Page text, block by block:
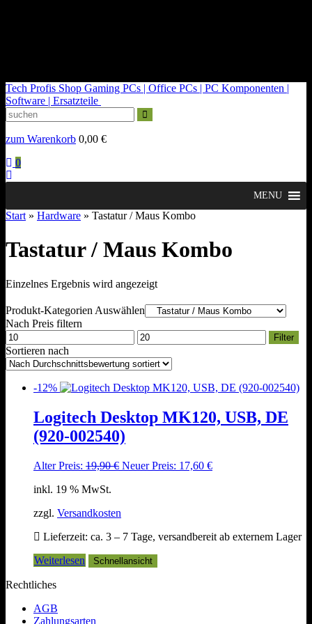
Tech Profis Shop Gaming PCs | Office PCs | PC Komponenten |
Software | Ersatzteile
zum Warenkorb 0,00 €
0
MENU
Start » Hardware » Tastatur / Maus Kombo
Tastatur / Maus Kombo
Einzelnes Ergebnis wird angezeigt
Produkt-Kategorien Auswählen
Nach Preis filtern
Min.
Preis
Max.
Preis
Filter
Sortieren nach
-12%
Logitech Desktop MK120, USB, DE
(920-002540)
Alter Preis: 19,90€ Ursprünglicher
Neuer Preis: 17,60 €Aktueller
inkl. 19 % MwSt.
zzgl. Versandkosten
Lieferzeit: ca. 3 – 7 Tage, versandbereit ab externem Lager
Weiterlesen
Schnellansicht
Rechtliches
AGB
Zahlungsarten